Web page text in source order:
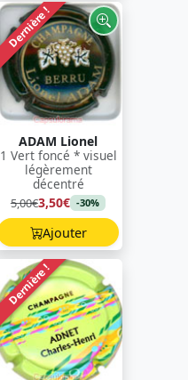
Dernière !
ADAM Lionel
1 Vert foncé * visuel
légèrement
décentré
5,00€3,50€ -30%
Ajouter
Dernière !